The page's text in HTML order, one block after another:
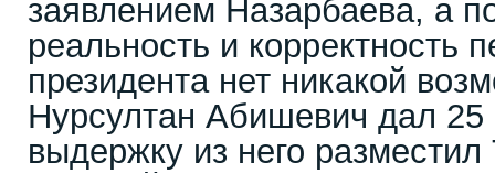
заявлением Назарбаева, а
реальность и корректность
президента нет никакой
Нурсултан Абишевич дал 25
выдержку из него